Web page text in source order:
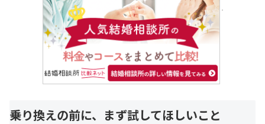
乗り換えの前に、まず試してほしいこと